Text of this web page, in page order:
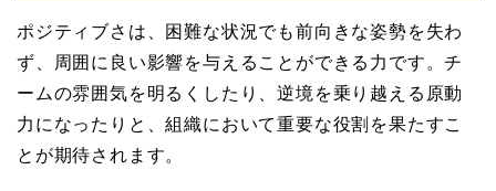
ポジティブさは、困難な状況でも前向きな姿勢を失わ
ず、周囲に良い影響を与えることができる力です。チ
ームの雰囲気を明るくしたり、逆境を乗り越える原動
力になったりと、組織において重要な役割を果たすこ
とが期待されます。